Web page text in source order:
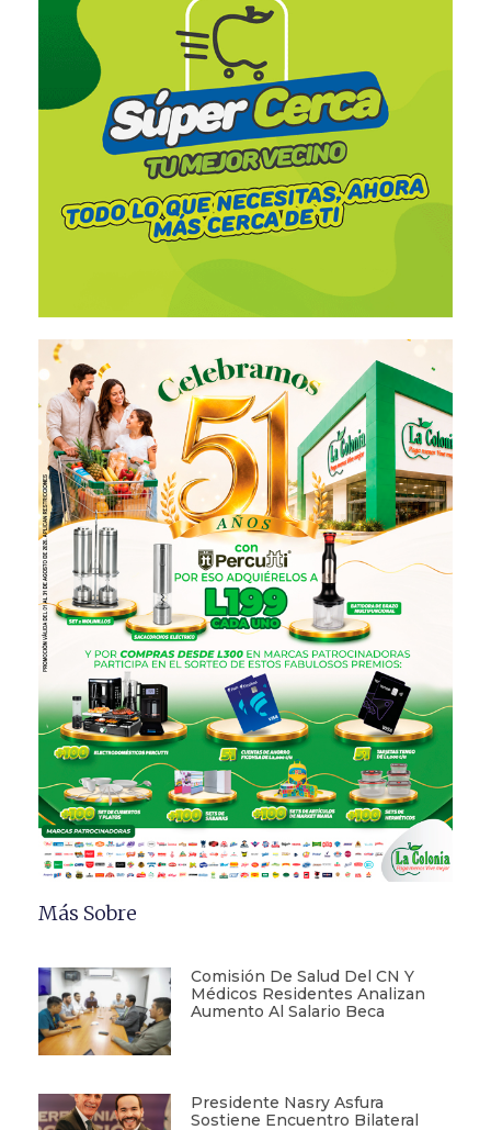
Más Sobre
Comisión De Salud Del CN Y
Médicos Residentes Analizan
Aumento Al Salario Beca
Presidente Nasry Asfura
Sostiene Encuentro Bilateral